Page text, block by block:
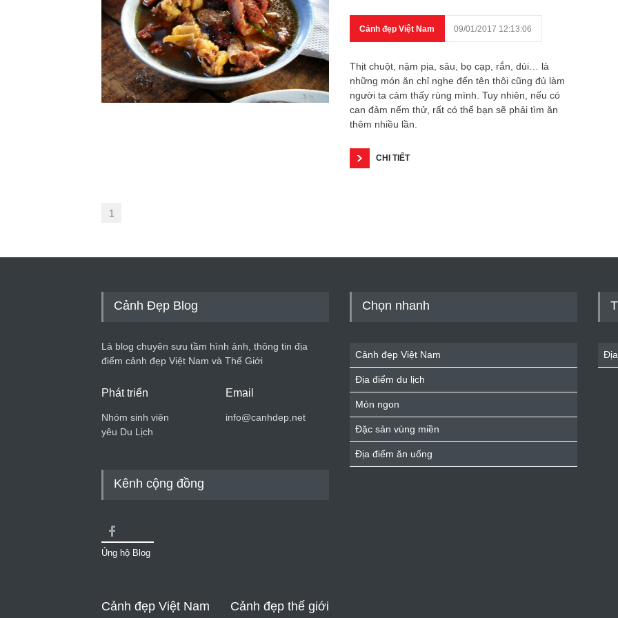
Cảnh đẹp Việt Nam 09/01/2017 12:13:06
Thịt chuột, nậm pịa, sâu, bọ cạp, rắn, dúi… là
những món ăn chỉ nghe đến tên thôi cũng đủ làm
người ta cảm thấy rùng mình. Tuy nhiên, nếu có
can đảm nếm thử, rất có thể bạn sẽ phải tìm ăn
thêm nhiều lần.
CHI TIẾT
1
Cảnh Đẹp Blog
Là blog chuyên sưu tầm hình ảnh, thông tin địa
điểm cảnh đẹp Việt Nam và Thế Giới
Phát triển
Nhóm sinh viên
yêu Du Lịch
Email
info@canhdep.net
Kênh cộng đồng
Ủng hộ Blog
Chọn nhanh
Cảnh đẹp Việt Nam
Địa điểm du lịch
Món ngon
Đặc sản vùng miền
Địa điểm ăn uống
Cảnh đẹp Việt Nam Cảnh đẹp thế giới